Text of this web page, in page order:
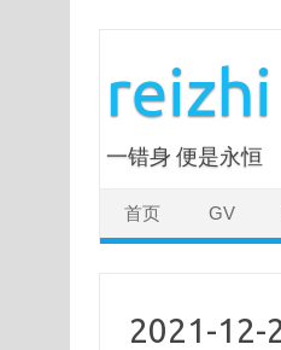
reizhi
一错身 便是永恒
首页 GV
2021-12-